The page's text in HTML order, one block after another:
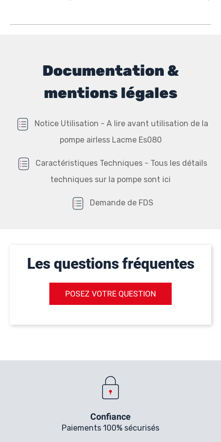
Documentation &
mentions légales
Notice Utilisation - A lire avant utilisation de la
pompe airless Lacme Es080
Caractéristiques Techniques - Tous les détails
techniques sur la pompe sont ici
Demande de FDS
Les questions fréquentes
POSEZ VOTRE QUESTION
Confiance
Paiements 100% sécurisés